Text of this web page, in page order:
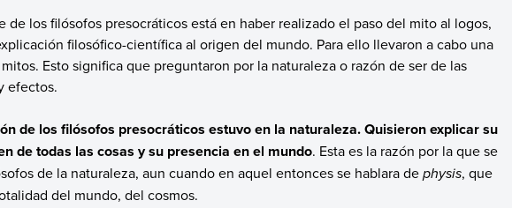
de los filósofos presocráticos está en haber realizado el paso del mito al logos,
filosófico-científica al origen del mundo. Para ello llevaron a cabo una
Esto significa que preguntaron por la naturaleza o razón de ser de las
efectos.
de los filósofos presocráticos estuvo en la naturaleza. Quisieron explicar su
de todas las cosas y su presencia en el mundo. Esta es la razón por la que se
de la naturaleza, aun cuando en aquel entonces se hablara dephysis, que
del mundo, del cosmos.